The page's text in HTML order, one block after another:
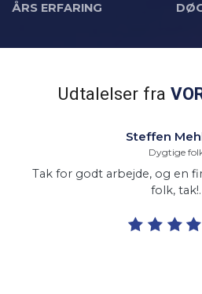
ÅRS ERFARING
Udtalelser fra
Steffen
Dygtige
Tak for godt arbejde, og en
folk, tak!.